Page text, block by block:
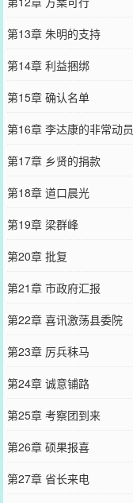
第13章 朱明的支持
第14章 利益捆绑
第15章 确认名单
第16章 李达康的非常动员
第17章 乡贤的捐款
第18章 道口晨光
第19章 梁群峰
第20章 批复
第21章 市政府汇报
第22章 喜讯激荡县委院
第23章 厉兵秣马
第24章 诚意铺路
第25章 考察团到来
第26章 硕果报喜
第27章 省长来电